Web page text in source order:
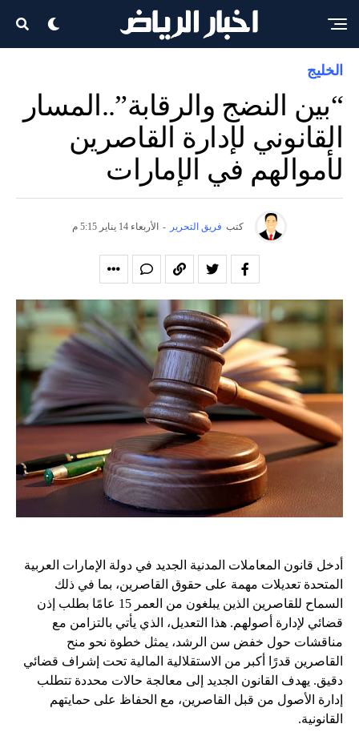
الخليج
“بين النضج والرقابة”..المسار
القانوني لإدارة القاصرين
لأموالهم في الإمارات
كتب فريق التحرير - الأربعاء 14 يناير 5:15 م
أدخل قانون المعاملات المدنية الجديد في دولة الإمارات العربية
المتحدة تعديلات مهمة على حقوق القاصرين، بما في ذلك
السماح للقاصرين الذين يبلغون من العمر 15 عامًا بطلب إذن
قضائي لإدارة أصولهم. هذا التعديل، الذي يأتي بالتزامن مع
مناقشات حول خفض سن الرشد، يمثل خطوة نحو منح
القاصرين قدرًا أكبر من الاستقلالية المالية تحت إشراف قضائي
دقيق. يهدف القانون الجديد إلى معالجة حالات محددة تتطلب
إدارة الأصول من قبل القاصرين، مع الحفاظ على حمايتهم
القانونية.